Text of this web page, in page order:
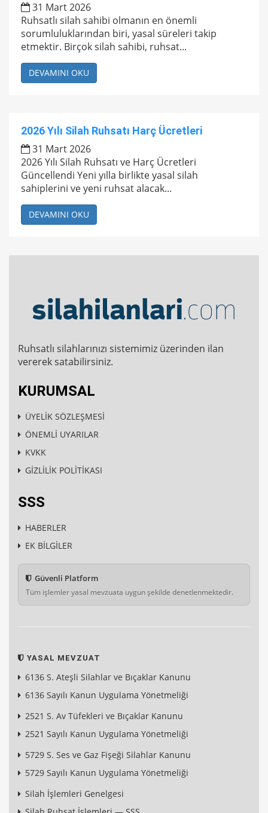
31 Mart 2026
Ruhsatlı silah sahibi olmanın en önemli
sorumluluklarından biri, yasal süreleri takip
etmektir. Birçok silah sahibi, ruhsat...
DEVAMINI OKU
2026 Yılı Silah Ruhsatı Harç Ücretleri
31 Mart 2026
2026 Yılı Silah Ruhsatı ve Harç Ücretleri
Güncellendi Yeni yılla birlikte yasal silah
sahiplerini ve yeni ruhsat alacak...
DEVAMINI OKU
Ruhsatlı silahlarınızı sistemimiz üzerinden ilan
vererek satabilirsiniz.
KURUMSAL
ÜYELİK SÖZLEŞMESİ
ÖNEMLİ UYARILAR
KVKK
GİZLİLİK POLİTİKASI
SSS
HABERLER
EK BİLGİLER
Güvenli Platform
Tüm işlemler yasal mevzuata uygun şekilde denetlenmektedir.
YASAL MEVZUAT
6136 S. Ateşli Silahlar ve Bıçaklar Kanunu
6136 Sayılı Kanun Uygulama Yönetmeliği
2521 S. Av Tüfekleri ve Bıçaklar Kanunu
2521 Sayılı Kanun Uygulama Yönetmeliği
5729 S. Ses ve Gaz Fişeği Silahlar Kanunu
5729 Sayılı Kanun Uygulama Yönetmeliği
Silah İşlemleri Genelgesi